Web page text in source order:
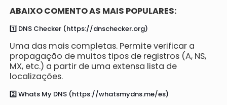
ABAIXO COMENTO AS MAIS POPULARES:
1️⃣ DNS Checker (https://dnschecker.org)
Uma das mais completas. Permite verificar a
propagação de muitos tipos de registros (A, NS,
MX, etc.) a partir de uma extensa lista de
localizações.
2️⃣ Whats My DNS (https://whatsmydns.me/es)